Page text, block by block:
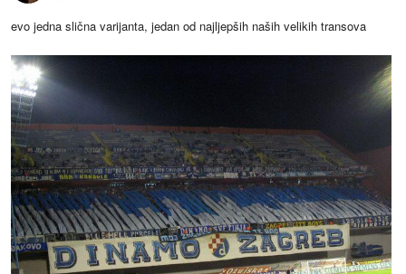
evo jedna slična varijanta, jedan od najljepših naših velikih transova